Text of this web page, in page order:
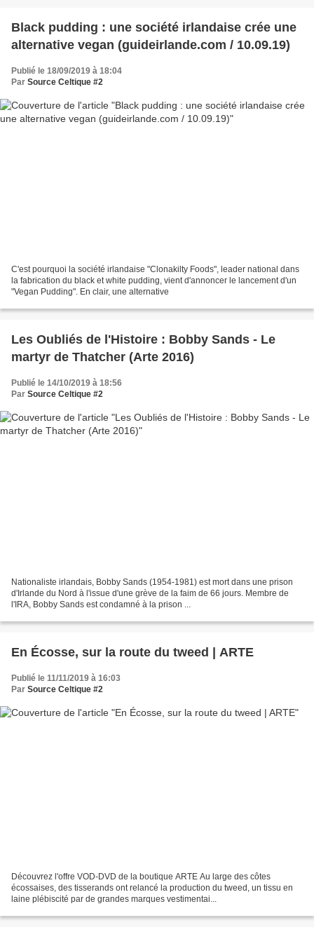
Black pudding : une société irlandaise crée une
alternative vegan (guideirlande.com / 10.09.19)
Publié le 18/09/2019 à 18:04
Par Source Celtique #2
C'est pourquoi la société irlandaise "Clonakilty Foods", leader national dans
la fabrication du black et white pudding, vient d'annoncer le lancement d'un
"Vegan Pudding". En clair, une alternative
Les Oubliés de l'Histoire : Bobby Sands - Le
martyr de Thatcher (Arte 2016)
Publié le 14/10/2019 à 18:56
Par Source Celtique #2
Nationaliste irlandais, Bobby Sands (1954-1981) est mort dans une prison
d'Irlande du Nord à l'issue d'une grève de la faim de 66 jours. Membre de
l'IRA, Bobby Sands est condamné à la prison ...
En Écosse, sur la route du tweed | ARTE
Publié le 11/11/2019 à 16:03
Par Source Celtique #2
Découvrez l'offre VOD-DVD de la boutique ARTE Au large des côtes
écossaises, des tisserands ont relancé la production du tweed, un tissu en
laine plébiscité par de grandes marques vestimentai...